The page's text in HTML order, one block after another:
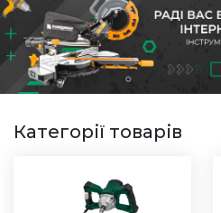
Категорії товарів